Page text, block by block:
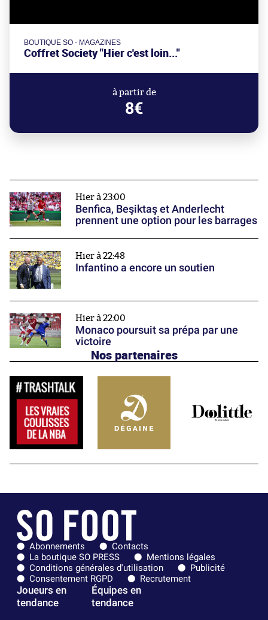
BOUTIQUE SO - MAGAZINES
Coffret Society "Hier c'est loin..."
à partir de
8€
Hier à 23:00
Benfica, Beşiktaş et Anderlecht
prennent une option pour les barrages
Hier à 22:48
Infantino a encore un soutien
Hier à 22:00
Monaco poursuit sa prépa par une
victoire
Nos partenaires
Abonnements
Contacts
La boutique SO PRESS
Mentions légales
Conditions générales d'utilisation
Publicité
Consentement RGPD
Recrutement
Joueurs en
tendance
Équipes en
tendance